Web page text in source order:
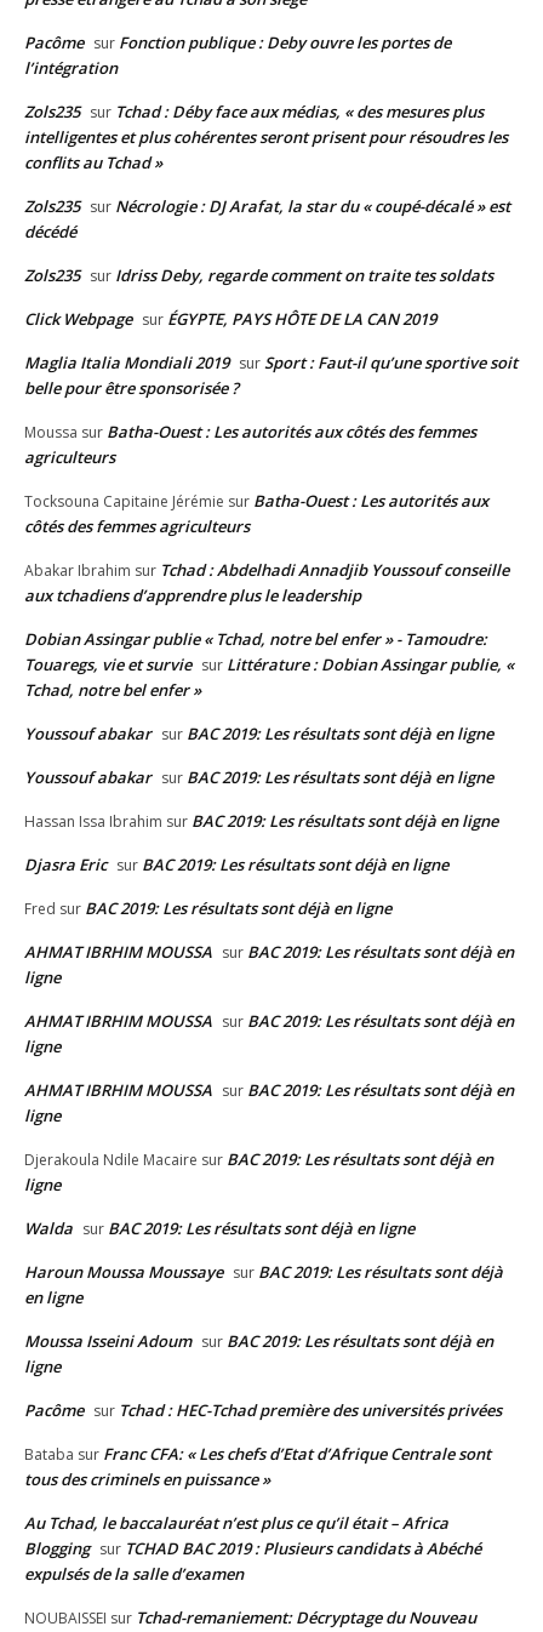
Pacôme sur Fonction publique : Deby ouvre les portes de
l’intégration
Zols235 sur Tchad : Déby face aux médias, « des mesures plus
intelligentes et plus cohérentes seront prisent pour résoudres les
conflits au Tchad »
Zols235 sur Nécrologie : DJ Arafat, la star du « coupé-décalé » est
décédé
Zols235 sur Idriss Deby, regarde comment on traite tes soldats
Click Webpage sur ÉGYPTE, PAYS HÔTE DE LA CAN 2019
Maglia Italia Mondiali 2019 surSport : Faut-il qu’une sportive soit
belle pour être sponsorisée ?
Moussa sur Batha-Ouest : Les autorités aux côtés des femmes
agriculteurs
Tocksouna Capitaine Jérémie sur Batha-Ouest : Les autorités aux
côtés des femmes agriculteurs
Abakar Ibrahim sur Tchad : Abdelhadi Annadjib Youssouf conseille
aux tchadiens d’apprendre plus le leadership
Dobian Assingar publie « Tchad, notre bel enfer » - Tamoudre:
Touaregs, vie et survie sur Littérature : Dobian Assingar publie, «
Tchad, notre bel enfer »
Youssouf abakar sur BAC 2019: Les résultats sont déjà en ligne
Youssouf abakar sur BAC 2019: Les résultats sont déjà en ligne
Hassan Issa Ibrahim sur BAC 2019: Les résultats sont déjà en ligne
Djasra Eric sur BAC 2019: Les résultats sont déjà en ligne
Fred sur BAC 2019: Les résultats sont déjà en ligne
AHMAT IBRHIM MOUSSA sur BAC 2019: Les résultats sont déjà en
ligne
AHMAT IBRHIM MOUSSA sur BAC 2019: Les résultats sont déjà en
ligne
AHMAT IBRHIM MOUSSA sur BAC 2019: Les résultats sont déjà en
ligne
Djerakoula Ndile Macaire sur BAC 2019: Les résultats sont déjà en
ligne
Walda sur BAC 2019: Les résultats sont déjà en ligne
Haroun Moussa Moussaye sur BAC 2019: Les résultats sont déjà
en ligne
Moussa Isseini Adoum sur BAC 2019: Les résultats sont déjà en
ligne
Pacôme sur Tchad : HEC-Tchad première des universités privées
Bataba sur Franc CFA: « Les chefs d’Etat d’Afrique Centrale sont
tous des criminels en puissance »
Au Tchad, le baccalauréat n’est plus ce qu’il était – Africa
Blogging sur TCHAD BAC 2019 : Plusieurs candidats à Abéché
expulsés de la salle d’examen
NOUBAISSEI sur Tchad-remaniement: Décryptage du Nouveau